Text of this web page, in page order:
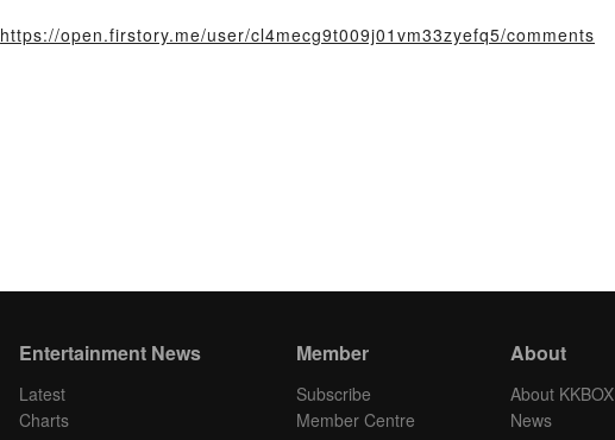
https://open.firstory.me/user/cl4mecg9t009j01vm33zyefq5/comments
Entertainment News
Latest
Charts
Member
Subscribe
Member Centre
About
About KKBOX
News